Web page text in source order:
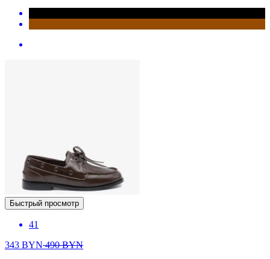
Быстрый просмотр
41
343 BYN490BYN